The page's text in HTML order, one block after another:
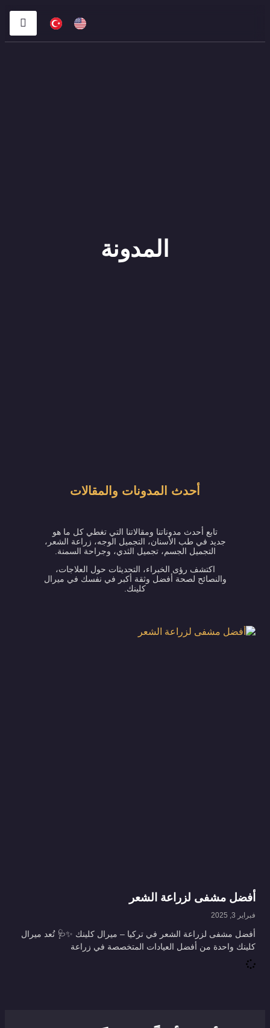
المدونة
أحدث المدونات والمقالات
تابع أحدث مدوناتنا ومقالاتنا التي تغطي كل ما هو
جديد في طب الأسنان، التجميل الوجه، زراعة الشعر،
التجميل الجسم، تجميل الثدي، وجراحة السمنة.
اكتشف رؤى الخبراء، التحديثات حول العلاجات،
والنصائح لصحة أفضل وثقة أكبر في نفسك في ميرال
كلينك.
أفضل مشفى لزراعة الشعر
فبراير 3, 2025
أفضل مشفى لزراعة الشعر في تركيا – ميرال كلينك ✨🩺 تُعد ميرال
كلينك واحدة من أفضل العيادات المتخصصة في زراعة